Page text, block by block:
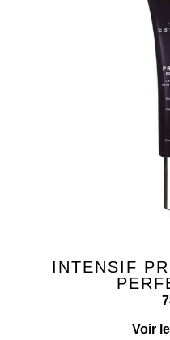
INTENSIF
Voir